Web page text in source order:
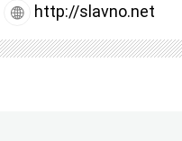
http://slavno.net